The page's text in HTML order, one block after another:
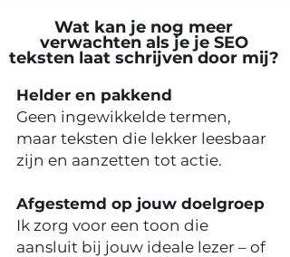
Wat kan je nog meer
verwachten als je je SEO
teksten laat schrijven door mij?
Helder en pakkend
Geen ingewikkelde termen,
maar teksten die lekker leesbaar
zijn en aanzetten tot actie.
Afgestemd op jouw doelgroep
Ik zorg voor een toon die
aansluit bij jouw ideale lezer – of